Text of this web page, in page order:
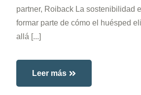
partner, Roiback La sostenibilidad
formar parte de cómo el huésped
allá [...]
Leer más